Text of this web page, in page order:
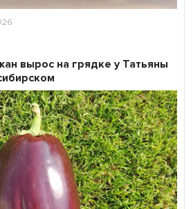
вырос на грядке у Татьяны